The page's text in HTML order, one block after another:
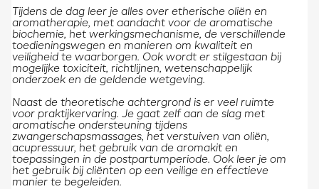
Tijdens de dag leer je alles over etherische oliën en
aromatherapie, met aandacht voor de aromatische
biochemie, het werkingsmechanisme, de verschillende
toedieningswegen en manieren om kwaliteit en
veiligheid te waarborgen. Ook wordt er stilgestaan bij
mogelijke toxiciteit, richtlijnen, wetenschappelijk
onderzoek en de geldende wetgeving.
Naast de theoretische achtergrond is er veel ruimte
voor praktijkervaring. Je gaat zelf aan de slag met
aromatische ondersteuning tijdens
zwangerschapsmassages, het verstuiven van oliën,
acupressuur, het gebruik van de aromakit en
toepassingen in de postpartumperiode. Ook leer je om
het gebruik bij cliënten op een veilige en effectieve
manier te begeleiden.